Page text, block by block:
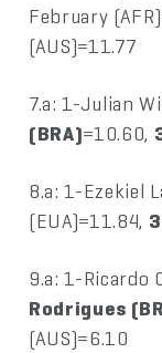
February
(AUS)=11.77
7.a: 1-Julian
(BRA)=10.60,
8.a: 1-Ezekiel
(EUA)=11.84,
9.a: 1-Ricardo
Rodrigues
(AUS)=6.10